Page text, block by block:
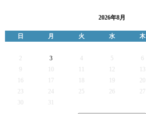
2026年8月
日 月 火 水 木
2
3 4 5 6
9
12 13
16
17 19 20
23
24 25 26 27
30
31